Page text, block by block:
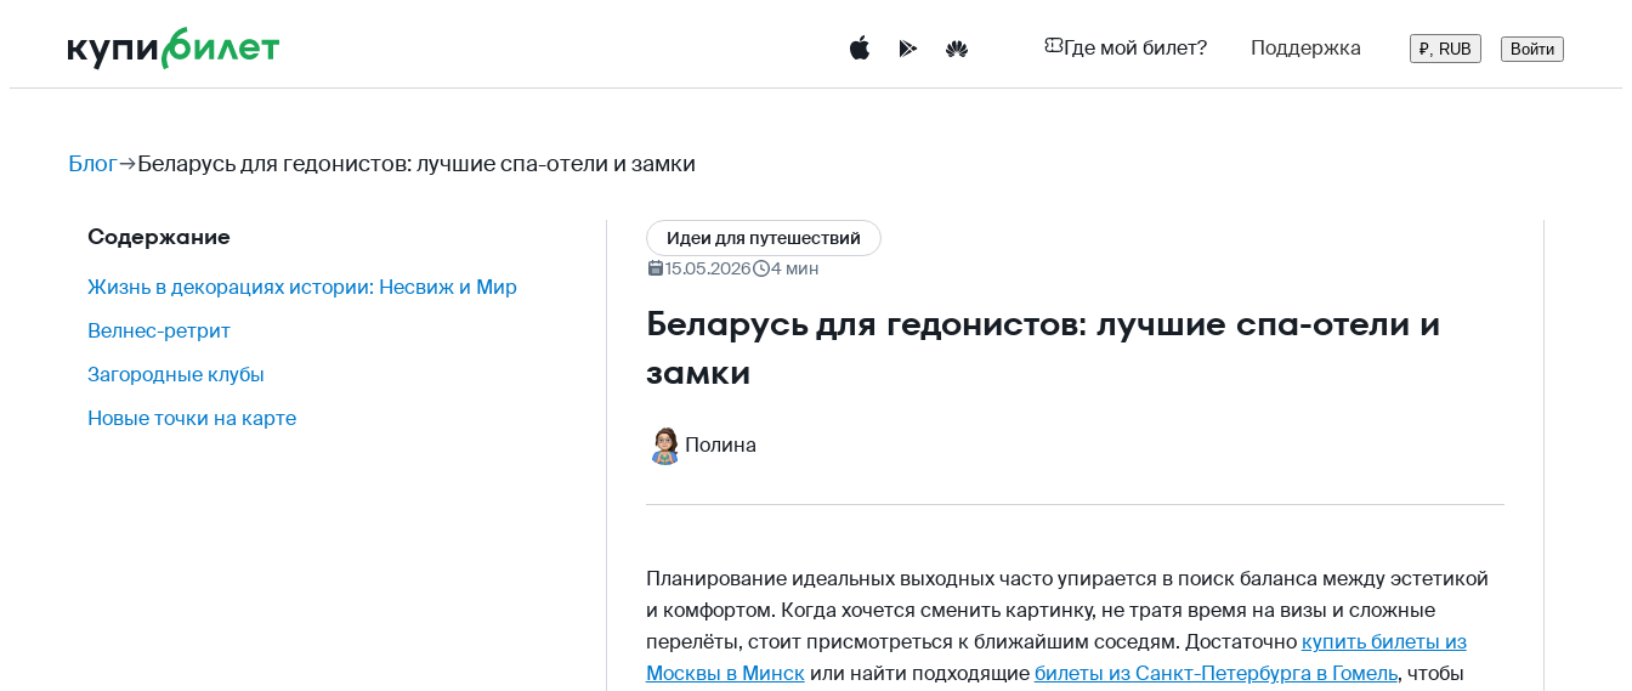
Где мой билет? Поддержка ₽, RUB Войти
Блог Беларусь для гедонистов: лучшие спа-отели и замки
Содержание
Жизнь в декорациях истории: Несвиж и Мир
Велнес-ретрит
Загородные клубы
Новые точки на карте
Идеи для путешествий
15.05.2026
4 мин
Беларусь для гедонистов: лучшие спа-отели и
замки
Полина
Планирование идеальных выходных часто упирается в поиск баланса между эстетикой
и комфортом. Когда хочется сменить картинку, не тратя время на визы и сложные
перелёты, стоит присмотреться к ближайшим соседям. Достаточно купить билеты из
Москвы в Минскили найти подходящиебилеты из Санкт-Петербурга в Гомель, чтобы